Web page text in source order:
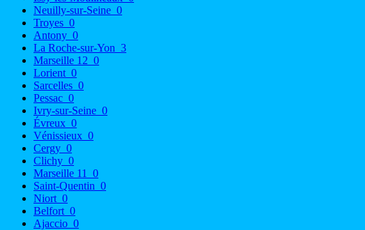
Neuilly-sur-Seine 0
Troyes 0
Antony 0
La Roche-sur-Yon 3
Marseille 12 0
Lorient 0
Sarcelles 0
Pessac 0
Ivry-sur-Seine 0
Évreux 0
Vénissieux 0
Cergy 0
Clichy 0
Marseille 11
0
Saint-Quentin 0
Niort 0
Belfort 0
Ajaccio 0